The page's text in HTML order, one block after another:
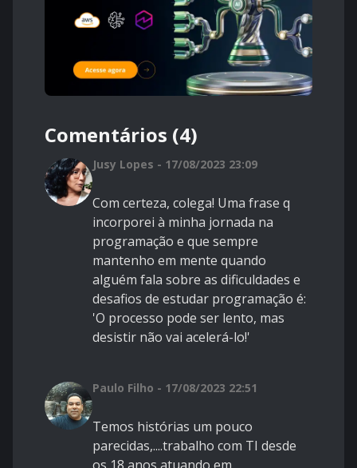
Comentários (4)
Jusy Lopes - 17/08/2023 23:09
Com certeza, colega! Uma frase q
incorporei à minha jornada na
programação e que sempre
mantenho em mente quando
alguém fala sobre as dificuldades e
desafios de estudar programação é:
'O processo pode ser lento, mas
desistir não vai acelerá-lo!'
Paulo Filho - 17/08/2023 22:51
Temos histórias um pouco
parecidas,....trabalho com TI desde